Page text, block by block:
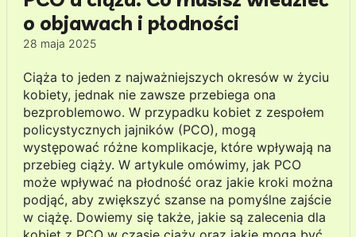
o objawach i płodności
28 maja 2025
Ciąża to jeden z najważniejszych okresów w życiu
kobiety, jednak nie zawsze przebiega ona
bezproblemowo. W przypadku kobiet z zespołem
policystycznych jajników (PCO), mogą
występować różne komplikacje, które wpływają na
przebieg ciąży. W artykule omówimy, jak PCO
może wpływać na płodność oraz jakie kroki można
podjąć, aby zwiększyć szanse na pomyślne zajście
w ciążę. Dowiemy się także, jakie są zalecenia dla